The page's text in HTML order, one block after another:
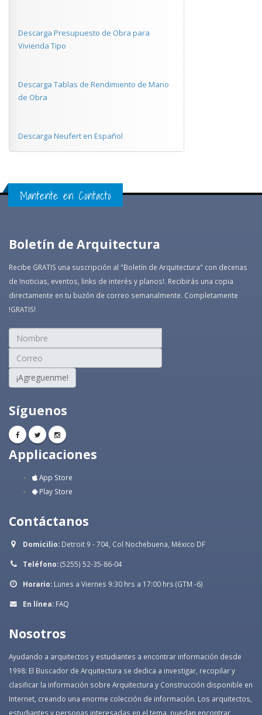
Descarga Presupuesto de Obra para
Vivienda Tipo
Descarga Tablas de Rendimiento de Mano
de Obra
Descarga Neufert en Español
Mantente en Contacto
Boletín de Arquitectura
Recibe GRATIS una suscripción al "Boletín de Arquitectura" con decenas
de !noticias, eventos, links de interés y planos!. Recibirás una copia
directamente en tu buzón de correo semanalmente. Completamente
!GRATIS!
¡Agreguenme!
Síguenos
Applicaciones
App Store
Play Store
Contáctanos
Domicilio: Detroit 9 - 704, Col Nochebuena, México DF
Teléfono:(5255) 52-35-86-04
Horario: Lunes a Viernes 9:30 hrs a 17:00 hrs (GTM -6)
En línea: FAQ
Nosotros
Ayudando a arquitectos y estudiantes a encontrar información desde
1998: El Buscador de Arquitectura se dedica a investigar, recopilar y
clasificar la información sobre Arquitectura y Construcción disponible en
Internet, creando una enorme colección de información. Los arquitectos,
estudiantes y personas interesadas en el tema, puedan encontrar